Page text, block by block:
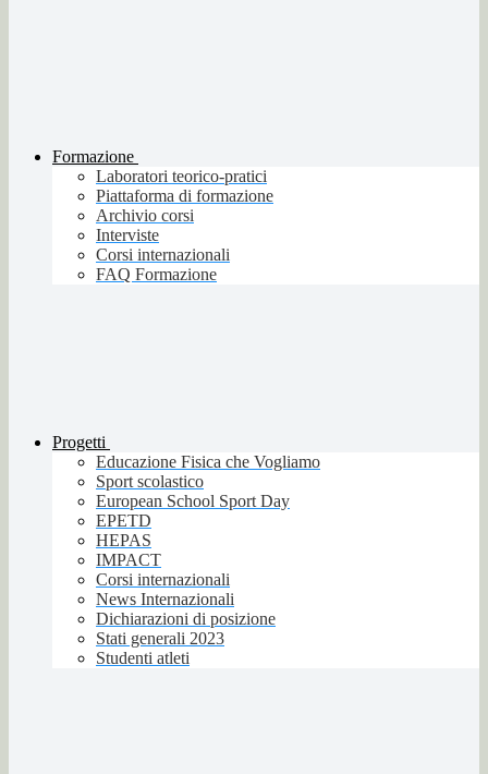
Formazione
Laboratori teorico-pratici
Piattaforma di formazione
Archivio corsi
Interviste
Corsi internazionali
FAQ Formazione
Progetti
Educazione Fisica che Vogliamo
Sport scolastico
European School Sport Day
EPETD
HEPAS
IMPACT
Corsi internazionali
News Internazionali
Dichiarazioni di posizione
Stati generali 2023
Studenti atleti